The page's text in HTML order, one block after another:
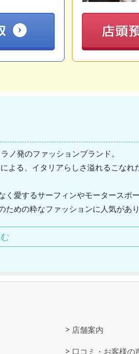
ノ発のファッションブランド。
よる、イタリアらしさ溢れるこなれ
愛するサーフィンやモータースポ
ための粋なファッションに人気があ
・アクティブシーンに活躍するアイ
店舗案内
口コミ・お客様の